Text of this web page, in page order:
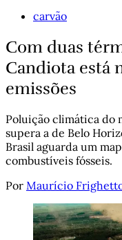
carvão
Com duas
Candiota está
emissões
Poluição climática do
supera a de Belo
Brasil aguarda um
combustíveis fósseis.
Por Maurício